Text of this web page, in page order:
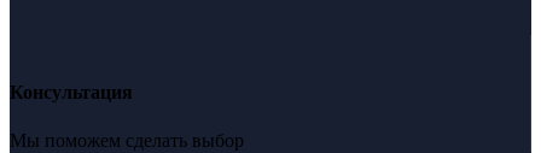
Консультация
Мы поможем сделать выбор